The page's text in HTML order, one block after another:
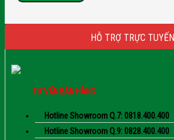
HỖ TRỢ TRỰC TUYẾN
TƯ VẤN BÁN HÀNG
Hotline Showroom Q.7: 0818.400.400
Hotline Showroom Q.9: 0828.400.400